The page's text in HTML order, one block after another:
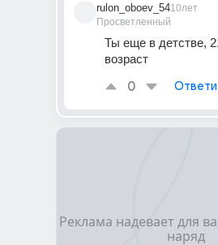
rulon_oboev_54
Просветленный
10лет
Ты еще в детстве,
возраст
0